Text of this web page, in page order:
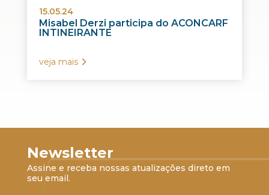
15.05.24
Misabel Derzi participa do ACONCARF
INTINEIRANTE
veja mais
Newsletter
Assine e receba nossas atualizações direto em
seu email.